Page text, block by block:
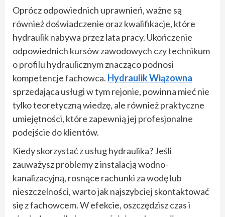
Oprócz odpowiednich uprawnień, ważne są
również doświadczenie oraz kwalifikacje, które
hydraulik nabywa przez lata pracy. Ukończenie
odpowiednich kursów zawodowych czy technikum
o profilu hydraulicznym znacząco podnosi
kompetencje fachowca. Hydraulik Wiązowna
sprzedająca usługi w tym rejonie, powinna mieć nie
tylko teoretyczną wiedzę, ale również praktyczne
umiejętności, które zapewnią jej profesjonalne
podejście do klientów.
Kiedy skorzystać z usług hydraulika? Jeśli
zauważysz problemy z instalacją wodno-
kanalizacyjną, rosnące rachunki za wodę lub
nieszczelności, warto jak najszybciej skontaktować
się z fachowcem. W efekcie, oszczędzisz czas i